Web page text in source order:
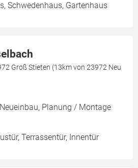
Schwedenhaus, Gartenhaus
Groß Stieten (13km von 23972 Neu
Planung / Montage
Terrassentür, Innentür